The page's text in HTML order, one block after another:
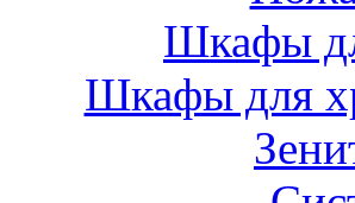
Шкафы
Шкафы для